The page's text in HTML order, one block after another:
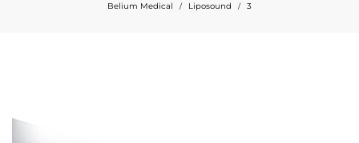
Belium Medical / Liposound / 3